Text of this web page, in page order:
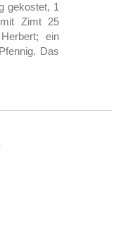
gekostet, 1
Zimt 25
ein
Das